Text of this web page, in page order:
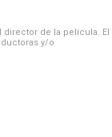
de la película. El
y/o